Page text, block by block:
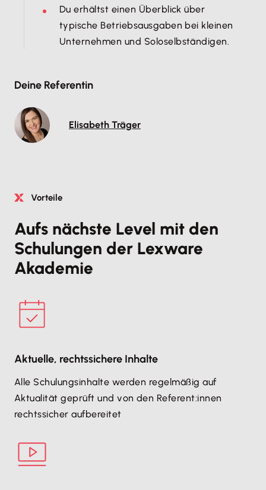
Du erhältst einen Überblick über
typische Betriebsausgaben bei kleinen
Unternehmen und Soloselbständigen. ​
Deine Referentin
Elisabeth Träger
Vorteile
Aufs nächste Level mit den
Schulungen der Lexware
Akademie
Aktuelle, rechtssichere Inhalte
Alle Schulungsinhalte werden regelmäßig auf
Aktualität geprüft und von den Referent:innen
rechtssicher aufbereitet